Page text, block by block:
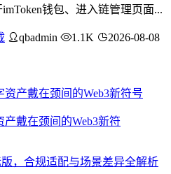
钱包、进入链管理页面...
qbadmin 1.1K 2026-08-08
产戴在颈间的Web3新符